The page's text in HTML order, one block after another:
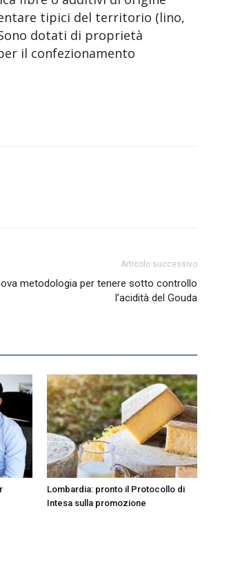
tipici del territorio (lino,
dotati di proprietà
il confezionamento
Articolo successivo
metodologia per tenere sotto controllo
l’acidità del Gouda
Lombardia: pronto il Protocollo di
Intesa sulla promozione